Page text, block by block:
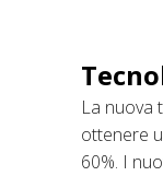
La nuova
ottenere
60%. I